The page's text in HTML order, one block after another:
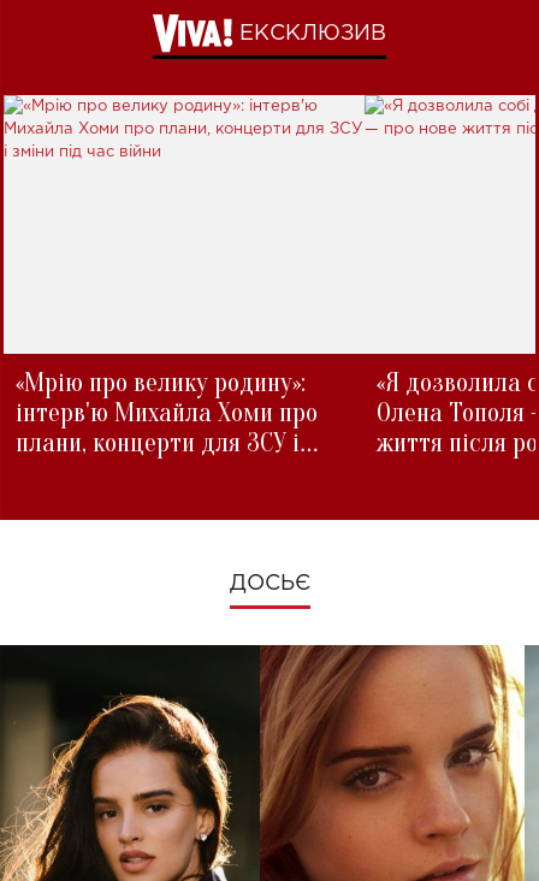
ЕКСКЛЮЗИВ
«Мрію про велику родину»:
інтерв'ю Михайла Хоми про
плани, концерти для ЗСУ і
«Я дозволила
Олена Тополя
життя після
ДОСЬЄ